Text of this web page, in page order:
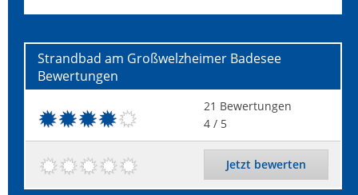
Strandbad am Großwelzheimer Badesee
Bewertungen
21 Bewertungen
4 / 5
Jetzt bewerten